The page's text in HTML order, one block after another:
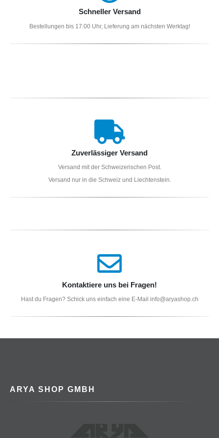
Schneller Versand
Bestellungen bis 17:00 Uhr, Lieferung am nächsten Werktag!
Zuverlässiger Versand
Versand mit der Schweizerischen Post.
Versand nur in die Schweiz und Liechtenstein.
Kontaktiere uns bei Fragen!
Hast du Fragen? Schick uns einfach eine E-Mail info@aryashop.ch
ARYA SHOP GMBH